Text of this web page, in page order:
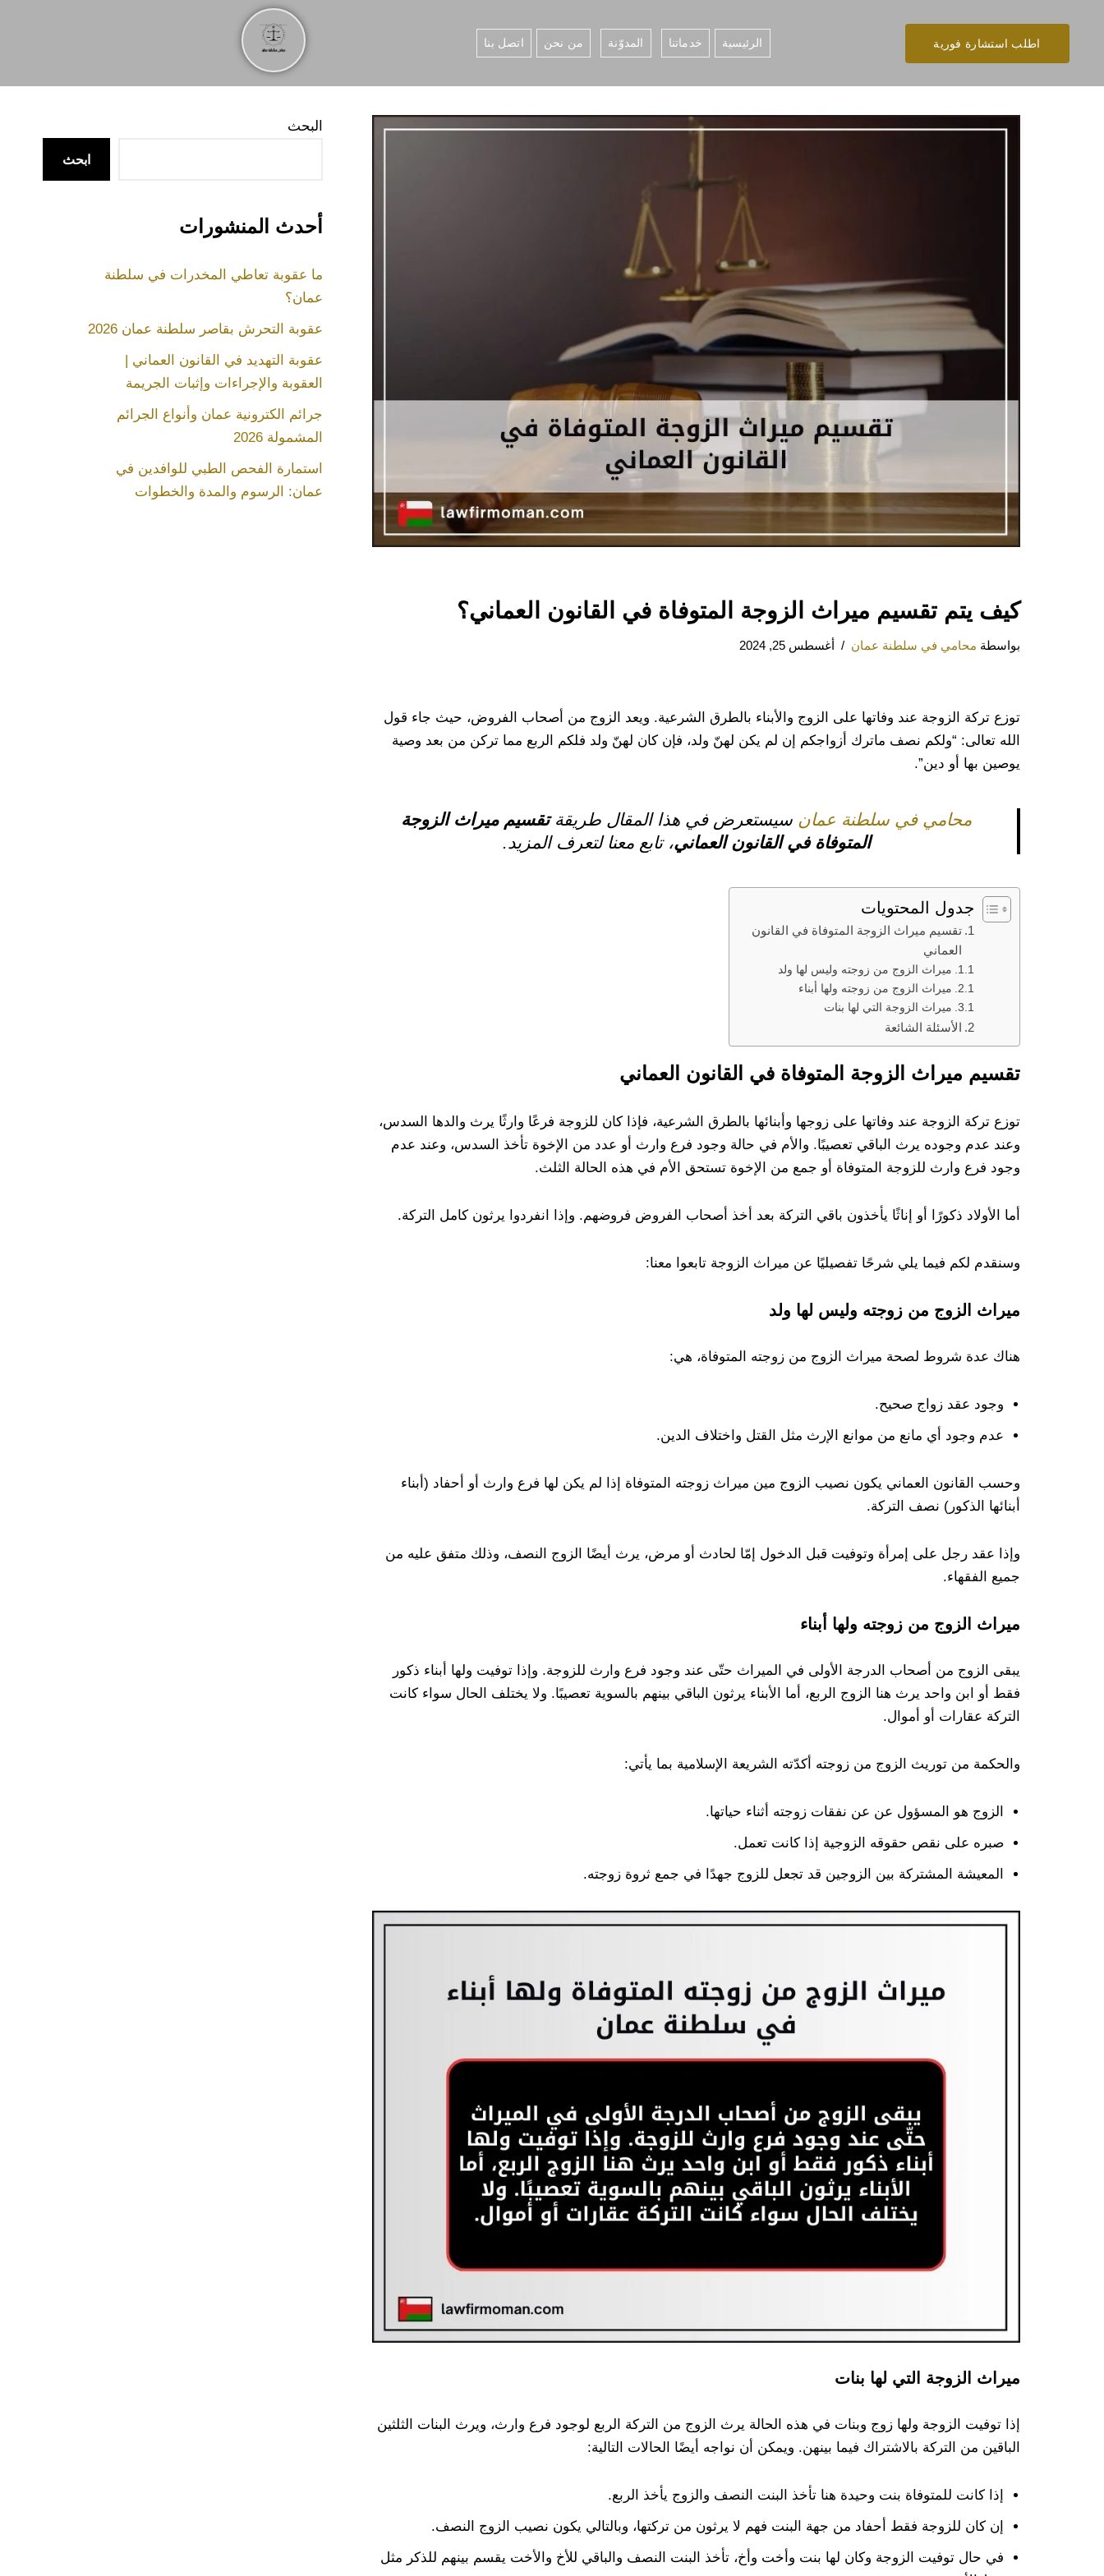
المحتوى
اطلب استشارة فورية الرئيسية خدماتنا المدوّنة من نحن اتصل بنا
كيف يتم تقسيم ميراث الزوجة المتوفاة في القانون العماني؟
بواسطة محامي في سلطنة عمان أغسطس 25, 2024
توزع تركة الزوجة عند وفاتها على الزوج والأبناء بالطرق الشرعية. ويعد الزوج من أصحاب الفروض، حيث جاء قول
الله تعالى: “ولكم نصف ماترك أزواجكم إن لم يكن لهنّ ولد، فإن كان لهنّ ولد فلكم الربع مما تركن من بعد وصية
يوصين بها أو دين”.
محامي في سلطنة عمان سيستعرض في هذا المقال طريقةتقسيم ميراث الزوجة
المتوفاة في القانون العماني، تابع معنا لتعرف المزيد.
جدول المحتويات
تقسيم ميراث الزوجة المتوفاة في القانون
العماني
ميراث الزوج من زوجته وليس لها ولد
ميراث الزوج من زوجته ولها أبناء
ميراث الزوجة التي لها بنات
الأسئلة الشائعة
تقسيم ميراث الزوجة المتوفاة في القانون العماني
توزع تركة الزوجة عند وفاتها على زوجها وأبنائها بالطرق الشرعية، فإذا كان للزوجة فرعًا وارثًا يرث والدها السدس،
وعند عدم وجوده يرث الباقي تعصيبًا. والأم في حالة وجود فرع وارث أو عدد من الإخوة تأخذ السدس، وعند عدم
وجود فرع وارث للزوجة المتوفاة أو جمع من الإخوة تستحق الأم في هذه الحالة الثلث.
أما الأولاد ذكورًا أو إناثًا يأخذون باقي التركة بعد أخذ أصحاب الفروض فروضهم. وإذا انفردوا يرثون كامل التركة.
وسنقدم لكم فيما يلي شرحًا تفصيليًا عن ميراث الزوجة تابعوا معنا:
ميراث الزوج من زوجته وليس لها ولد
هناك عدة شروط لصحة ميراث الزوج من زوجته المتوفاة، هي:
وجود عقد زواج صحيح.
عدم وجود أي مانع من موانع الإرث مثل القتل واختلاف الدين.
وحسب القانون العماني يكون نصيب الزوج مين ميراث زوجته المتوفاة إذا لم يكن لها فرع وارث أو أحفاد (أبناء
أبنائها الذكور) نصف التركة.
وإذا عقد رجل على إمرأة وتوفيت قبل الدخول إمّا لحادث أو مرض، يرث أيضًا الزوج النصف، وذلك متفق عليه من
جميع الفقهاء.
ميراث الزوج من زوجته ولها أبناء
يبقى الزوج من أصحاب الدرجة الأولى في الميراث حتّى عند وجود فرع وارث للزوجة. وإذا توفيت ولها أبناء ذكور
فقط أو ابن واحد يرث هنا الزوج الربع، أما الأبناء يرثون الباقي بينهم بالسوية تعصيبًا. ولا يختلف الحال سواء كانت
التركة عقارات أو أموال.
والحكمة من توريث الزوج من زوجته أكدّته الشريعة الإسلامية بما يأتي:
الزوج هو المسؤول عن عن نفقات زوجته أثناء حياتها.
صبره على نقص حقوقه الزوجية إذا كانت تعمل.
المعيشة المشتركة بين الزوجين قد تجعل للزوج جهدًا في جمع ثروة زوجته.
ميراث الزوجة التي لها بنات
إذا توفيت الزوجة ولها زوج وبنات في هذه الحالة يرث الزوج من التركة الربع لوجود فرع وارث، ويرث البنات الثلثين
الباقين من التركة بالاشتراك فيما بينهن. ويمكن أن نواجه أيضًا الحالات التالية:
إذا كانت للمتوفاة بنت وحيدة هنا تأخذ البنت النصف والزوج يأخذ الربع.
إن كان للزوجة فقط أحفاد من جهة البنت فهم لا يرثون من تركتها، وبالتالي يكون نصيب الزوج النصف.
في حال توفيت الزوجة وكان لها بنت وأخت وأخ، تأخذ البنت النصف والباقي للأخ والأخت يقسم بينهم للذكر مثل
البحث
ابحث
أحدث المنشورات
ما عقوبة تعاطي المخدرات في سلطنة
عمان؟
عقوبة التحرش بقاصر سلطنة عمان 2026
عقوبة التهديد في القانون العماني |
العقوبة والإجراءات وإثبات الجريمة
جرائم الكترونية عمان وأنواع الجرائم
المشمولة 2026
استمارة الفحص الطبي للوافدين في
عمان: الرسوم والمدة والخطوات